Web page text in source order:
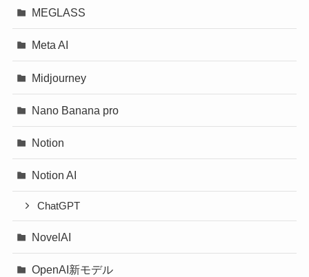
MEGLASS
Meta AI
Midjourney
Nano Banana pro
Notion
Notion AI
ChatGPT
NovelAI
OpenAI新モデル